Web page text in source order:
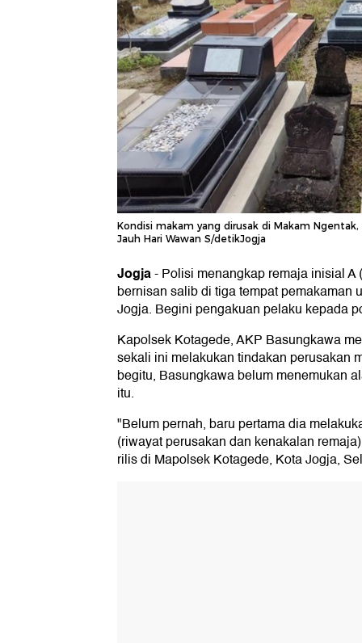
Kondisi makam yang dirusak di Makam
Jauh Hari Wawan S/detikJogja
Jogja-Polisi menangkap remaja inisial
bernisan salib di tiga tempat pemakaman
Jogja. Begini pengakuan pelaku kepada
Kapolsek Kotagede, AKP Basungkawa
sekali ini melakukan tindakan perusakan
begitu, Basungkawa belum menemukan
itu.
"Belum pernah, baru pertama dia
(riwayat perusakan dan kenakalan
rilis di Mapolsek Kotagede, Kota Jogja,